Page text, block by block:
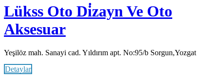
Lükss Oto Di̇zayn Ve Oto
Aksesuar
Yeşilöz mah. Sanayi cad. Yıldırım apt. No:95/b Sorgun,Yozgat
Detaylar